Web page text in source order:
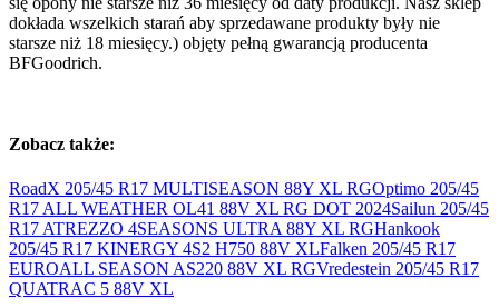
dokłada wszelkich starań aby sprzedawane produkty były nie
starsze niż 18 miesięcy.) objęty pełną gwarancją producenta
BFGoodrich.
Zobacz także:
RoadX 205/45 R17 MULTISEASON 88Y XL RGOptimo 205/45
R17 ALL WEATHER OL41 88V XL RG DOT 2024Sailun 205/45
R17 ATREZZO 4SEASONS ULTRA 88Y XL RGHankook
205/45 R17 KINERGY 4S2 H750 88V XLFalken 205/45 R17
EUROALL SEASON AS220 88V XL RGVredestein 205/45 R17
QUATRAC 5 88V XL